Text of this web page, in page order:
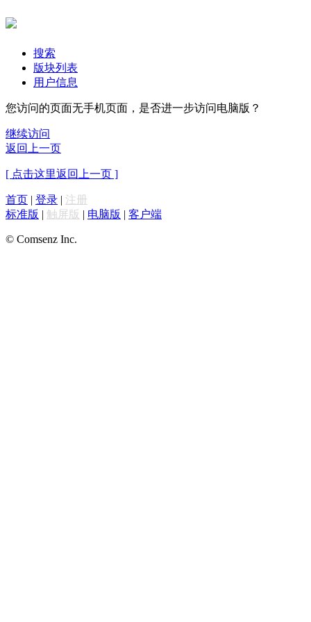
搜索
版块列表
用户信息
您访问的页面无手机页面，是否进一步访问电脑版？
继续访问
返回上一页
[ 点击这里返回上一页 ]
首页 | 登录 | 注册
标准版 | 触屏版 | 电脑版 | 客户端
© Comsenz Inc.